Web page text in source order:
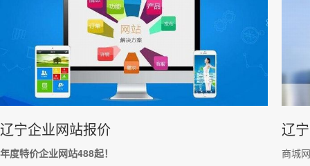
辽宁企业网站报价
年度特价企业网站488起！
辽
商城